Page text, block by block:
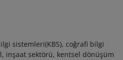
sistemleri(KBS), coğrafi bilgi
inşaat sektörü, kentsel dönüşüm